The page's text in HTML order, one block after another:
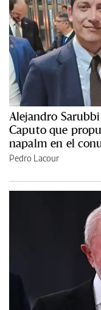
Alejandro
Caputo que
napalm en el
Pedro Lacour